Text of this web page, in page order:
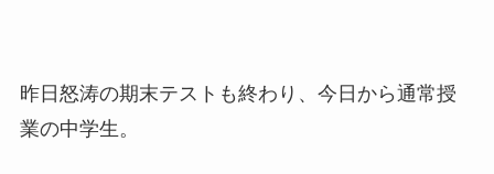
昨日怒涛の期末テストも終わり、今日から通常授
業の中学生。